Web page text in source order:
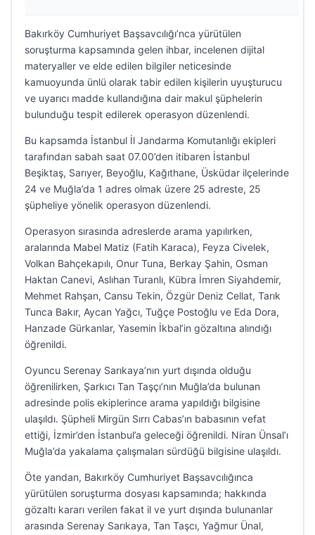
Bakırköy Cumhuriyet Başsavcılığı’nca yürütülen
soruşturma kapsamında gelen ihbar, incelenen dijital
materyaller ve elde edilen bilgiler neticesinde
kamuoyunda ünlü olarak tabir edilen kişilerin uyuşturucu
ve uyarıcı madde kullandığına dair makul şüphelerin
bulunduğu tespit edilerek operasyon düzenlendi.
Bu kapsamda İstanbul İl Jandarma Komutanlığı ekipleri
tarafından sabah saat 07.00’den itibaren İstanbul
Beşiktaş, Sarıyer, Beyoğlu, Kağıthane, Üsküdar ilçelerinde
24 ve Muğla’da 1 adres olmak üzere 25 adreste, 25
şüpheliye yönelik operasyon düzenlendi.
Operasyon sırasında adreslerde arama yapılırken,
aralarında Mabel Matiz (Fatih Karaca), Feyza Civelek,
Volkan Bahçekapılı, Onur Tuna, Berkay Şahin, Osman
Haktan Canevi, Aslıhan Turanlı, Kübra İmren Siyahdemir,
Mehmet Rahşan, Cansu Tekin, Özgür Deniz Cellat, Tarık
Tunca Bakır, Aycan Yağcı, Tuğçe Postoğlu ve Eda Dora,
Hanzade Gürkanlar, Yasemin İkbal’in gözaltına alındığı
öğrenildi.
Oyuncu Serenay Sarıkaya’nın yurt dışında olduğu
öğrenilirken, Şarkıcı Tan Taşçı’nın Muğla’da bulunan
adresinde polis ekiplerince arama yapıldığı bilgisine
ulaşıldı. Şüpheli Mirgün Sırrı Cabas’ın babasının vefat
ettiği, İzmir’den İstanbul’a geleceği öğrenildi. Niran Ünsal’ı
Muğla’da yakalama çalışmaları sürdüğü bilgisine ulaşıldı.
Öte yandan, Bakırköy Cumhuriyet Başsavcılığınca
yürütülen soruşturma dosyası kapsamında; hakkında
gözaltı kararı verilen fakat il ve yurt dışında bulunanlar
arasında Serenay Sarıkaya, Tan Taşcı, Yağmur Ünal,